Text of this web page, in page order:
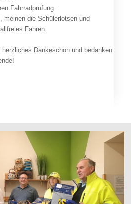
Fahrradprüfung.
meinen die Schülerlotsen und
Fahren
Dankeschön und bedanken